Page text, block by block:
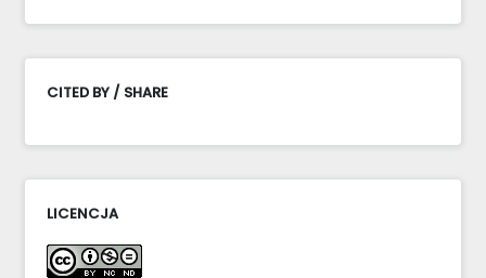
CITED BY / SHARE
LICENCJA